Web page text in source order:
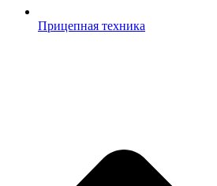
Прицепная техника